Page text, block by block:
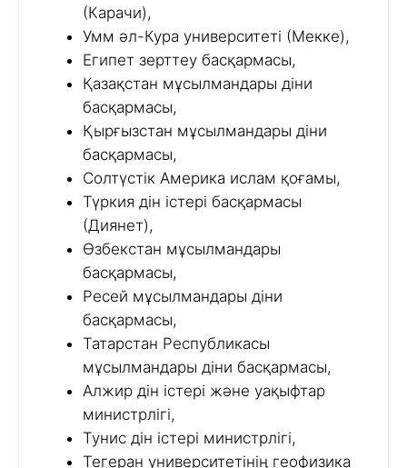
(Карачи),
Умм әл-Кура университеті (Мекке),
Египет зерттеу басқармасы,
Қазақстан мұсылмандары діни
басқармасы,
Қырғызстан мұсылмандары діни
басқармасы,
Солтүстік Америка ислам қоғамы,
Түркия дін істері басқармасы
(Диянет),
Өзбекстан мұсылмандары
басқармасы,
Ресей мұсылмандары діни
басқармасы,
Татарстан Республикасы
мұсылмандары діни басқармасы,
Алжир дін істері және уақыфтар
министрлігі,
Тунис дін істері министрлігі,
Тегеран университетінің геофизика